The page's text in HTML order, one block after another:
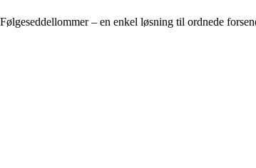
Følgeseddellommer – en enkel løsning til ordnede